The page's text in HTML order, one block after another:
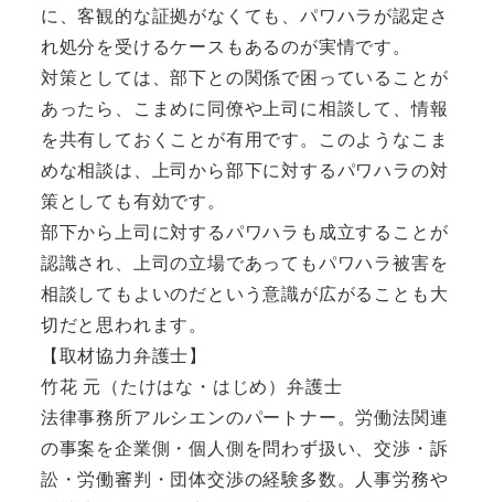
に、客観的な証拠がなくても、パワハラが認定さ
れ処分を受けるケースもあるのが実情です。
対策としては、部下との関係で困っていることが
あったら、こまめに同僚や上司に相談して、情報
を共有しておくことが有用です。このようなこま
めな相談は、上司から部下に対するパワハラの対
策としても有効です。
部下から上司に対するパワハラも成立することが
認識され、上司の立場であってもパワハラ被害を
相談してもよいのだという意識が広がることも大
切だと思われます。
【取材協力弁護士】
竹花 元（たけはな・はじめ）弁護士
法律事務所アルシエンのパートナー。労働法関連
の事案を企業側・個人側を問わず扱い、交渉・訴
訟・労働審判・団体交渉の経験多数。人事労務や